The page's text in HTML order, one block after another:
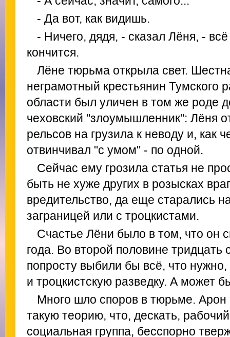
- Да вот, как видишь.
- Ничего, дядя, - сказал Лёня, -
кончится.
Лёне тюрьма открыла свет.
неграмотный крестьянин Тумского
области был уличен в том же роде
чеховский "злоумышленник": Лёня
рельсов на грузила к неводу и, как
отвинчивал "с умом" - по одной.
Сейчас ему грозила статья не
быть не хуже других в розысках
вредительство, да еще старались
заграницей или с троцкистами.
Счастье Лёни было в том, что он
года. Во второй половине тридцать
попросту выбили бы всё, что
и троцкистскую разведку. А может
Много шло споров в тюрьме. Арон
такую теорию, что, дескать,
социальная группа, бесспорно